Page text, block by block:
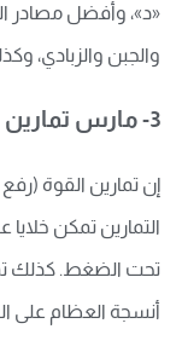
«د»، وأفضل مصادر
والجبن والزبادي،
3- مارس تمارين القوة مرتين في الأسبوع:
إن تمارين القوة
التمارين تمكن
تحت الضغط. كذلك
أنسجة العظام على